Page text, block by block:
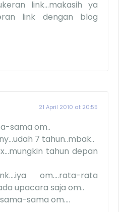
link...makasih ya
link dengan blog
21 April 2010 at 20:55
sama om..
7 tahun..mbak..
tahun depan
om....rata-rata
upacara saja om..
sama om....